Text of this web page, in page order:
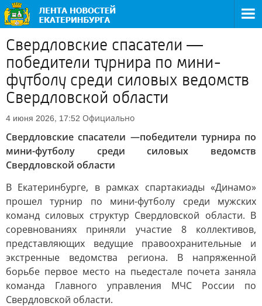
Свердловские спасатели —
победители турнира по мини-
футболу среди силовых ведомств
Свердловской области
4 июня 2026, 17:52 Официально
Свердловские спасатели —победители турнира по
мини-футболу среди силовых ведомств
Свердловской области
В Екатеринбурге, в рамках спартакиады «Динамо»
прошел турнир по мини-футболу среди мужских
команд силовых структур Свердловской области. В
соревнованиях приняли участие 8 коллективов,
представляющих ведущие правоохранительные и
экстренные ведомства региона. В напряженной
борьбе первое место на пьедестале почета заняла
команда Главного управления МЧС России по
Свердловской области.